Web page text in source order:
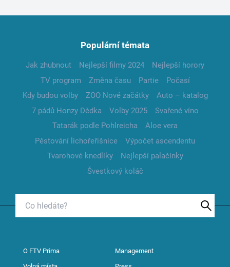
Populární témata
Jak zhubnout Nejlepší filmy 2024
Nejlepší horory
TV program
Změna času Partie
Počasí
Kdy budou volby
ZOO Nové začátky
Auto – katalog
7 pádů Honzy Dědka
Volby 2025
Svařené víno
Tatarák podle Pohlreicha
Aloe vera
Pěstování lichořeřišnice
Výpočet ascendentu
Tvarohové knedlíky
Nejlepší palačinky
Švestkový koláč
O FTV Prima Management